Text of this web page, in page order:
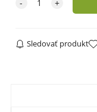
Sledovať produkt